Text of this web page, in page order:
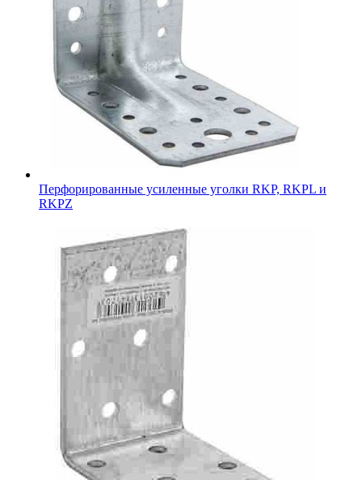
Перфорированные усиленные уголки RKP, RKPL и
RKPZ